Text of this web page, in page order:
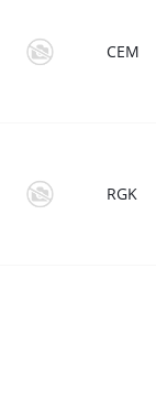
CEM
RGK